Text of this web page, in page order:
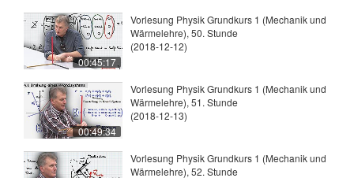
00:45:17
Vorlesung Physik Grundkurs 1 (Mechanik und
Wärmelehre), 50. Stunde
(2018-12-12)
00:49:34
Vorlesung Physik Grundkurs 1 (Mechanik und
Wärmelehre), 51. Stunde
(2018-12-13)
Vorlesung Physik Grundkurs 1 (Mechanik und
Wärmelehre), 52. Stunde